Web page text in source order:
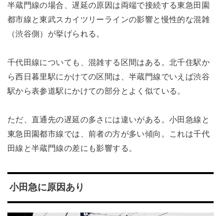
半蔵門線の場合、遅延の原因は両端で接続する東急田園
都市線と東武スカイツリーラインの影響と慢性的な混雑
（渋谷側）が挙げられる。
千代田線についても、混雑する区間はある。北千住駅か
ら西日暮里駅にかけての区間は、半蔵門線でいえば渋谷
駅から表参道駅にかけての部分とよく似ている。
ただ、直通先の遅延の多さには違いがある。小田急線と
東急田園都市線では、前者の方が多い傾向。これは千代
田線と半蔵門線の差にも影響する。
小田急に原因あり